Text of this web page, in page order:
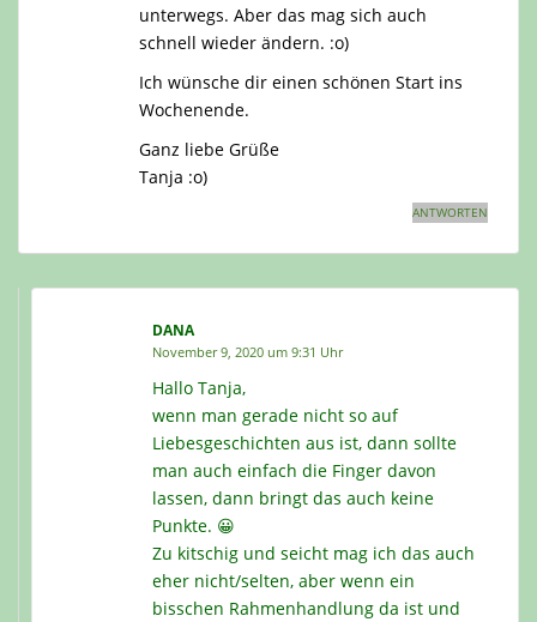
unterwegs. Aber das mag sich auch
schnell wieder ändern. :o)
Ich wünsche dir einen schönen Start ins
Wochenende.
Ganz liebe Grüße
Tanja :o)
ANTWORTEN
DANA
November 9, 2020 um 9:31 Uhr
Hallo Tanja,
wenn man gerade nicht so auf
Liebesgeschichten aus ist, dann sollte
man auch einfach die Finger davon
lassen, dann bringt das auch keine
Punkte. 😀
Zu kitschig und seicht mag ich das auch
eher nicht/selten, aber wenn ein
bisschen Rahmenhandlung da ist und